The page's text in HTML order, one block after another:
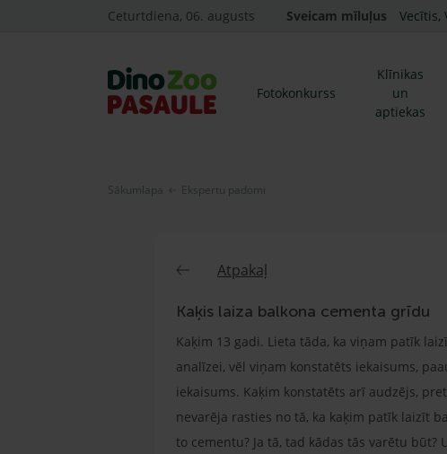
Ceturtdiena, 06. augusts Sveicam mīluļus Vecītis,
Fotokonkurss
Klīnikas
un
aptiekas
Sākumlapa Ekspertu padomi
Atpakaļ
Kaķis laiza balkona cementa grīdu
Kaķim 13 gadi. Lieta tāda, ka viņam patīk
analīzei, vēl viņam konstatēts iekaisums,
iekaisums. Kaķim konstatēts arī audzējs,
nevarēja rasties no tā, ka kaķim patīk laizīt
to cementu? Ja tā, tad kādas tās varētu